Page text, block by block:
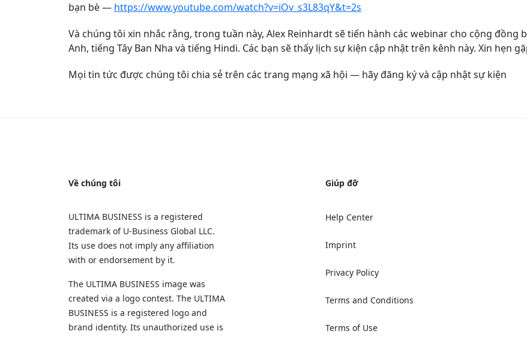
bạn bè — https://www.youtube.com/watch?v=iOv_s3L83qY&t=2s
Và chúng tôi xin nhắc rằng, trong tuần này, Alex Reinhardt sẽ tiến hành các webinar cho cộng
Anh, tiếng Tây Ban Nha và tiếng Hindi. Các bạn sẽ thấy lịch sự kiện cập nhật trên kênh này. Xin hẹn
Mọi tin tức được chúng tôi chia sẻ trên các trang mạng xã hội — hãy đăng ký và cập nhật sự kiện
Về chúng tôi
ULTIMA BUSINESS is a registered
trademark of U‑Business Global LLC.
Its use does not imply any affiliation
with or endorsement by it.
The ULTIMA BUSINESS image was
created via a logo contest. The ULTIMA
BUSINESS is a registered logo and
brand identity. Its unauthorized use is
Giúp đỡ
Help Center
Imprint
Privacy Policy
Terms and Conditions
Terms of Use